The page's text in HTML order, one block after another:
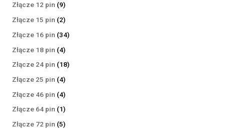
Złącze 12 pin 99
produktów
Złącze 15 pin 22
produkty
Złącze 16 pin 3434
Złącze 18 pin 44
produkty
Złącze 24 pin 1818
Złącze 25 pin 44
produkty
Złącze 46 pin 44
produkty
Złącze 64 pin 11
produkt
Złącze 72 pin 55